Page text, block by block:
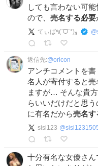
しても言わない可
ので、 売名する必要
てぃば٩(ˊᗜˋ*)و @
返信先:@oricon
アンチコメントを
名人が寄付すると
ますが… そんな貴
らいいだけだと思
に有名だから売名す
sisi123 @
十分有名な女優さん